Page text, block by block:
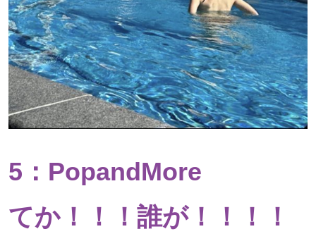
5：PopandMore
てか！！！誰が！！！！